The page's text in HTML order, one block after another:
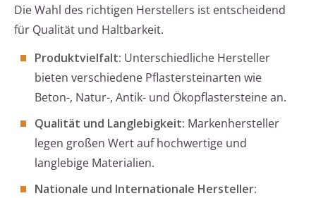
Die Wahl des richtigen Herstellers ist entscheidend
für Qualität und Haltbarkeit.
Produktvielfalt: Unterschiedliche Hersteller
bieten verschiedene Pflastersteinarten wie
Beton-, Natur-, Antik- und Ökopflastersteine an.
Qualität und Langlebigkeit: Markenhersteller
legen großen Wert auf hochwertige und
langlebige Materialien.
Nationale und Internationale Hersteller: